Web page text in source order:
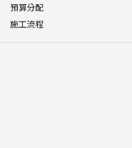
預算分配
施工流程